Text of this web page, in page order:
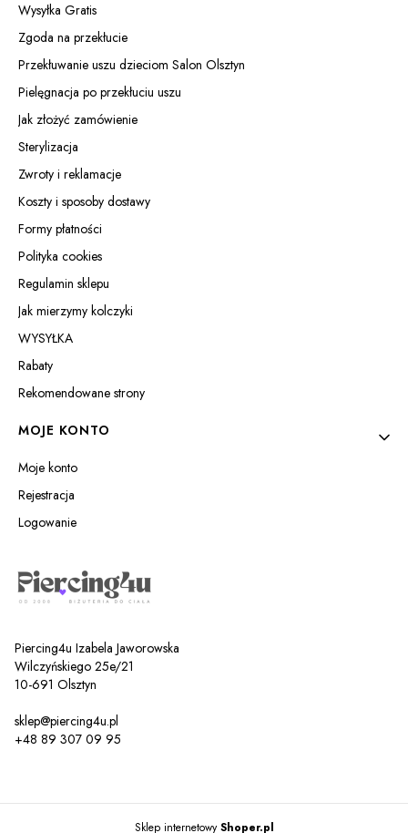
Wysyłka Gratis
Zgoda na przekłucie
Przekłuwanie uszu dzieciom Salon Olsztyn
Pielęgnacja po przekłuciu uszu
Jak złożyć zamówienie
Sterylizacja
Zwroty i reklamacje
Koszty i sposoby dostawy
Formy płatności
Polityka cookies
Regulamin sklepu
Jak mierzymy kolczyki
WYSYŁKA
Rabaty
Rekomendowane strony
MOJE KONTO
Moje konto
Rejestracja
Logowanie
Piercing4u Izabela Jaworowska
Wilczyńskiego 25e/21
10-691 Olsztyn
sklep@piercing4u.pl
+48 89 307 09 95
Sklep internetowyShoper.pl